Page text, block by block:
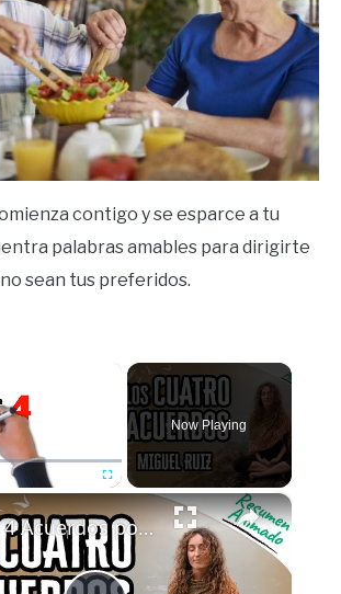
contigo y se esparce a tu
palabras amables para dirigirte
no sean tus preferidos.
Fullscreen
Now Playing
×
Los 4 Acuerdos por Miguel Ruiz | Resúmenes de Libros